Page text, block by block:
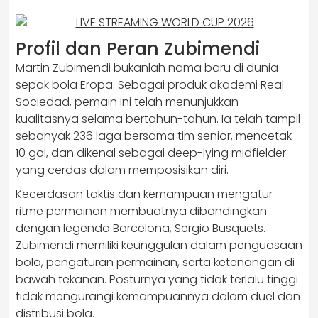
Profil dan Peran Zubimendi
Martin Zubimendi bukanlah nama baru di dunia
sepak bola Eropa. Sebagai produk akademi Real
Sociedad, pemain ini telah menunjukkan
kualitasnya selama bertahun-tahun. Ia telah tampil
sebanyak 236 laga bersama tim senior, mencetak
10 gol, dan dikenal sebagai deep-lying midfielder
yang cerdas dalam memposisikan diri.
Kecerdasan taktis dan kemampuan mengatur
ritme permainan membuatnya dibandingkan
dengan legenda Barcelona, Sergio Busquets.
Zubimendi memiliki keunggulan dalam penguasaan
bola, pengaturan permainan, serta ketenangan di
bawah tekanan. Posturnya yang tidak terlalu tinggi
tidak mengurangi kemampuannya dalam duel dan
distribusi bola.